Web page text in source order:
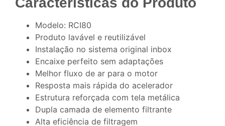
Modelo: RCI80
Produto lavável e reutilizável
Instalação no sistema original inbox
Encaixe perfeito sem adaptações
Melhor fluxo de ar para o motor
Resposta mais rápida do acelerador
Estrutura reforçada com tela metálica
Dupla camada de elemento filtrante
Alta eficiência de filtragem